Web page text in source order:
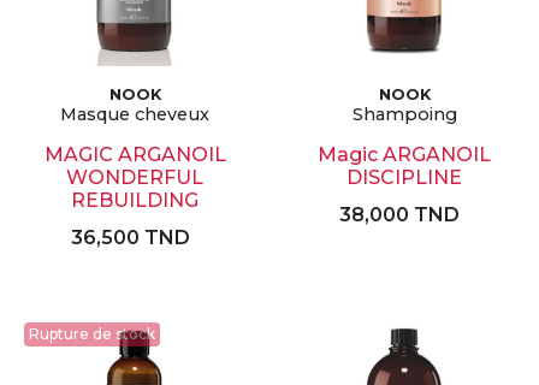
NOOK
Masque cheveux
MAGIC ARGANOIL
WONDERFUL
REBUILDING
36,500 TND
NOOK
Shampoing
Magic ARGANOIL
DISCIPLINE
38,000 TND
Rupture de stock